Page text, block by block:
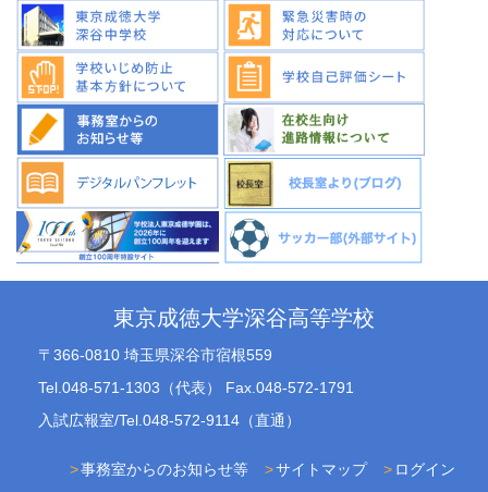
東京成徳大学深谷高等学校
〒366-0810 埼玉県深谷市宿根559
Tel.048-571-1303（代表） Fax.048-572-1791
入試広報室/Tel.048-572-9114（直通）
ログイン
サイトマップ
事務室からのお知らせ等